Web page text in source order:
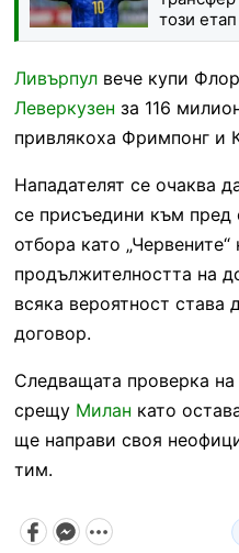
този етап
Ливърпулвече купи
Леверкузен за 116
привлякоха Фримпонг и
Нападателят се очаква
се присъедини към пред
отбора като „Червените“
продължителността на
всяка вероятност става
договор.
Следващата проверка
срещу Милан като
ще направи своя
тим.